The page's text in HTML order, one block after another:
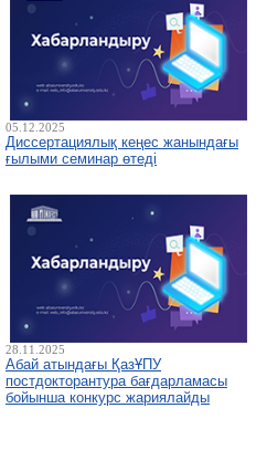
05.12.2025
Диссертациялық кеңес жанындағы
ғылыми семинар өтеді
28.11.2025
Абай атындағы ҚазҰПУ
постдокторантура бағдарламасы
бойынша конкурс жариялайды